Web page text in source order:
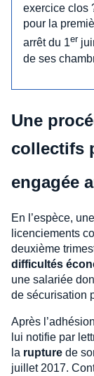
exercice clos
pour la
arrêt du 1er
de ses
Une
collectifs
engagée
En l’espèce,
licenciements
deuxième
difficultés
une salariée
de sécurisation
Après
lui notifie par
la rupture de
juillet 2017.